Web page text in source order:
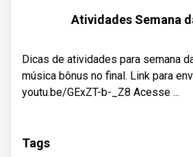
Atividades Semana
Dicas de atividades para semana
música bônus no final. Link para
youtu.be/GExZT-b-_Z8 Acesse ...
Tags